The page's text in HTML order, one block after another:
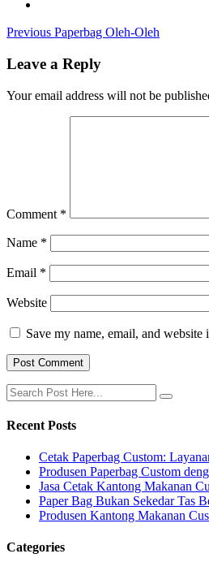
Post
navigation
Previous Previous
Paperbag Oleh-Oleh
Leave a Reply
Your email address will not be
Comment *
Name *
Email *
Website
Save my name, email, and
Recent Posts
Cetak Paperbag Custom:
Produsen Paperbag Custom
Jasa Cetak Kantong Makanan
Paper Bag Bukan Sekedar Tas
Produsen Kantong Makanan
Categories